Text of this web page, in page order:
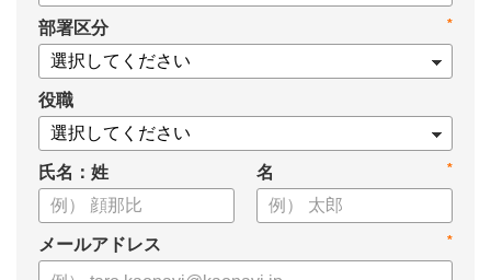
・1on1とは何か？
・1on1の基本的なやり方
・ 1on1 の基本アジェンダと質問例
についてまとめましたので、ぜひお役立てください。
*
部署区分
役職
氏名：姓 *
名
*
メールアドレス